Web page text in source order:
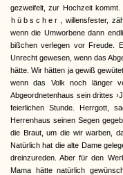
gezweifelt, zur Hochzeit
hübscher
, willensfester,
wenn die Umworbene dann
bißchen verlegen vor Freude.
Unrecht gewesen, wenn das
hätte. Wir hätten ja gewiß
wenn das Volk noch länger
Abgeordnetenhaus sein drittes
feierlichen Stunde. Herrgott,
Herrenhaus seinen Segen
die Braut, um die wir warben,
Natürlich hat die alte Dame
dreinzureden. Aber für den
Mama hätte natürlich